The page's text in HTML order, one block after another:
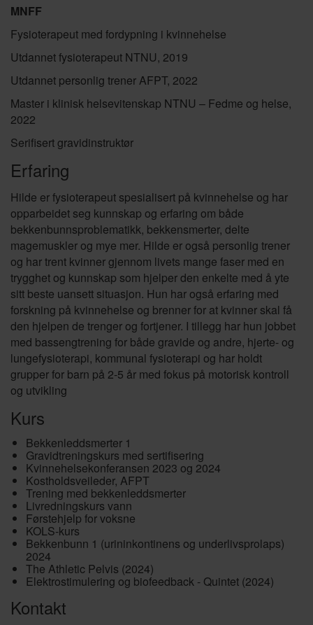
MNFF
Fysioterapeut med fordypning i kvinnehelse
Utdannet fysioterapeut NTNU, 2019
Utdannet personlig trener AFPT, 2022
Master i klinisk helsevitenskap NTNU – Fedme og helse,
2022
Serifisert gravidinstruktør
Erfaring
Hilde er fysioterapeut spesialisert på kvinnehelse og har
opparbeidet seg kunnskap og erfaring om både
bekkenbunnsproblematikk, bekkensmerter, delte
magemuskler og mye mer. Hilde er også personlig trener
og har trent kvinner gjennom livets mange faser med en
trygghet og kunnskap som hjelper den enkelte med å yte
sitt beste uansett situasjon. Hun har også erfaring med
forskning på kvinnehelse og brenner for at kvinner skal få
den hjelpen de trenger og fortjener. I tillegg har hun jobbet
med bassengtrening for både gravide og andre, hjerte- og
lungefysioterapi, kommunal fysioterapi og har holdt
grupper for barn på 2-5 år med fokus på motorisk kontroll
og utvikling
Kurs
Bekkenleddsmerter 1
Gravidtreningskurs med sertifisering
Kvinnehelsekonferansen 2023 og 2024
Kostholdsveileder, AFPT
Trening med bekkenleddsmerter
Livredningskurs vann
Førstehjelp for voksne
KOLS-kurs
Bekkenbunn 1 (urininkontinens og underlivsprolaps)
2024
The Athletic Pelvis (2024)
Elektrostimulering og biofeedback - Quintet (2024)
Kontakt